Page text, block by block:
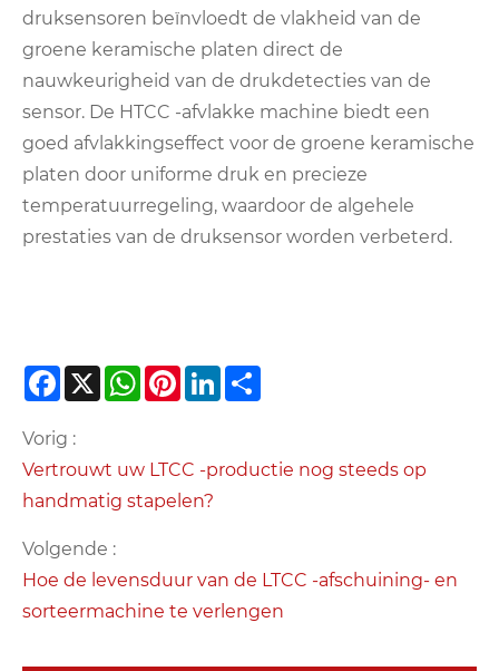
druksensoren beïnvloedt de vlakheid van de
groene keramische platen direct de
nauwkeurigheid van de drukdetecties van de
sensor. De HTCC -afvlakke machine biedt een
goed afvlakkingseffect voor de groene keramische
platen door uniforme druk en precieze
temperatuurregeling, waardoor de algehele
prestaties van de druksensor worden verbeterd.
Facebook
X WhatsApp
PinterestLinkedIn
Vorig :
Vertrouwt uw LTCC -productie nog steeds op
handmatig stapelen?
Volgende :
Hoe de levensduur van de LTCC -afschuining- en
sorteermachine te verlengen